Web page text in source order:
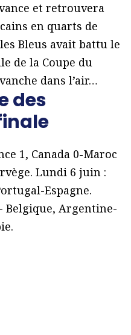
et retrouvera
en quarts de
Bleus avait battu le
de la Coupe du
dans l’air…
des
1, Canada 0-Maroc
Lundi 6 juin :
Espagne.
Belgique, Argentine-